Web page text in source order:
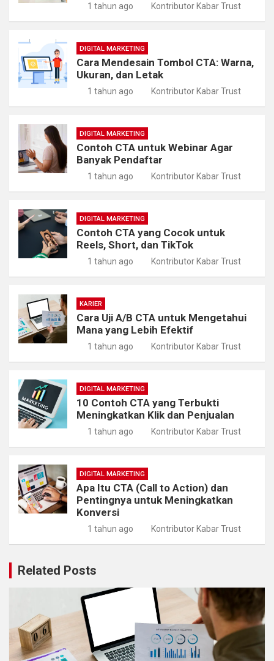
1 tahun ago Kontributor Kabar Trust
DIGITAL MARKETING
Cara Mendesain Tombol CTA: Warna,
Ukuran, dan Letak
1 tahun ago Kontributor Kabar Trust
DIGITAL MARKETING
Contoh CTA untuk Webinar Agar
Banyak Pendaftar
1 tahun ago Kontributor Kabar Trust
DIGITAL MARKETING
Contoh CTA yang Cocok untuk
Reels, Short, dan TikTok
1 tahun ago Kontributor Kabar Trust
KARIER
Cara Uji A/B CTA untuk Mengetahui
Mana yang Lebih Efektif
1 tahun ago Kontributor Kabar Trust
DIGITAL MARKETING
10 Contoh CTA yang Terbukti
Meningkatkan Klik dan Penjualan
1 tahun ago Kontributor Kabar Trust
DIGITAL MARKETING
Apa Itu CTA (Call to Action) dan
Pentingnya untuk Meningkatkan
Konversi
1 tahun ago Kontributor Kabar Trust
Related Posts